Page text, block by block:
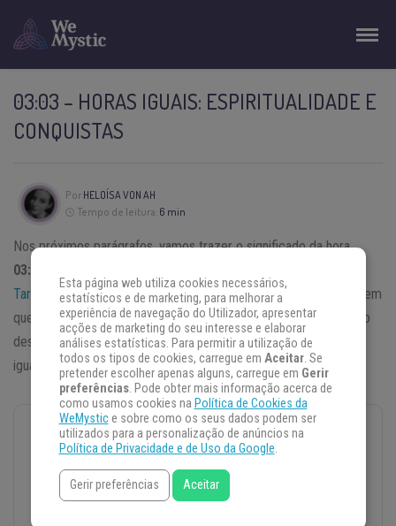
03:03 – HORAS IGUAIS: ESPIRITUALIDADE E
CONQUISTAS
Por HELOÍSA VON AH
Tempo de leitura: 6 min
Nos próximos parágrafos, vamos trazer o significado da hora
03:03
Tarot de Marselha. Assim, você poderá compreender a mensagem
que seu subconsciente está tentando transmitir com a repetição
desse horário. Desvende com a gente o significado das horas
iguais 03:03.
NESSA MATÉRIA VOCÊ VAI ENCONTRAR:
Mensagem do Anjo da Guarda
Esta página web utiliza cookies necessários,
estatísticos e de marketing, para melhorar a
experiência de navegação do Utilizador, apresentar
acções de marketing do seu interesse e elaborar
análises estatísticas. Para permitir a utilização de
todos os tipos de cookies, carregue em Aceitar. Se
pretender escolher apenas alguns, carregue em Gerir
preferências. Pode obter mais informação acerca de
como usamos cookies na Política de Cookies da
WeMystice sobre como os seus dados podem ser
utilizados para a personalização de anúncios na
Política de Privacidade e de Uso da Google.
Gerir preferências Aceitar